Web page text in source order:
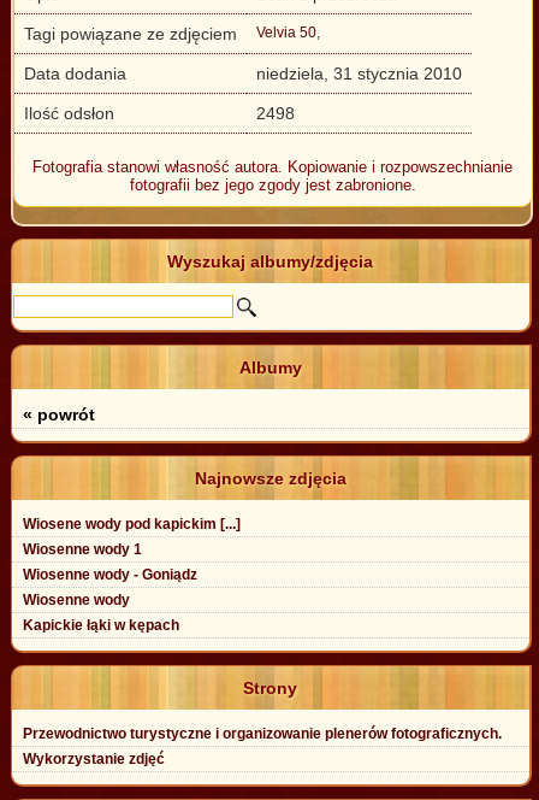
Tagi powiązane ze zdjęciem Velvia 50,
Data dodania niedziela, 31 stycznia 2010
Ilość odsłon 2498
Fotografia stanowi własność autora. Kopiowanie i rozpowszechnianie
fotografii bez jego zgody jest zabronione.
Wyszukaj albumy/zdjęcia
Albumy
« powrót
Najnowsze zdjęcia
Wiosene wody pod kapickim [...]
Wiosenne wody 1
Wiosenne wody - Goniądz
Wiosenne wody
Kapickie łąki w kępach
Strony
Przewodnictwo turystyczne i organizowanie plenerów fotograficznych.
Wykorzystanie zdjęć